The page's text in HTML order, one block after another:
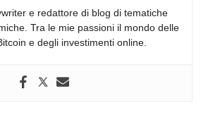
e redattore di blog di tematiche
Tra le mie passioni il mondo delle
e degli investimenti online.